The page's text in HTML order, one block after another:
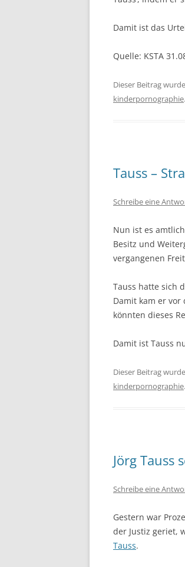
Damit ist das
Quelle: KSTA
Dieser Beitrag
kinderpornographie.
Tauss –
Schreibe eine
Nun ist es
Besitz und
vergangenen
Tauss hatte sich
Damit kam er
könnten dieses
Damit ist Tauss
Dieser Beitrag
kinderpornographie.
Jörg Tauss
Schreibe eine
Gestern war
der Justiz geriet,
Tauss.